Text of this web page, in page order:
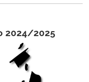
2024/2025